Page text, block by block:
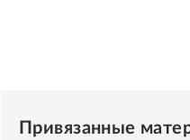
Привязанные